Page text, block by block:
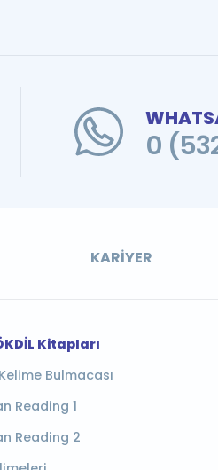
0
KARIYER
Kitapları
Bulmacası
Reading 1
Reading 2